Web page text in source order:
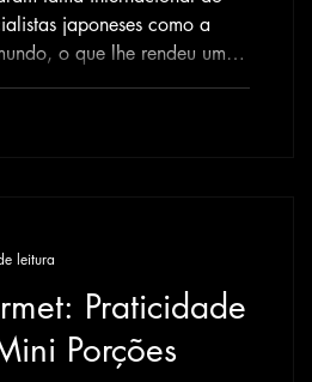
japoneses como a
o que lhe rendeu um
Praticidade
Porções
leitura